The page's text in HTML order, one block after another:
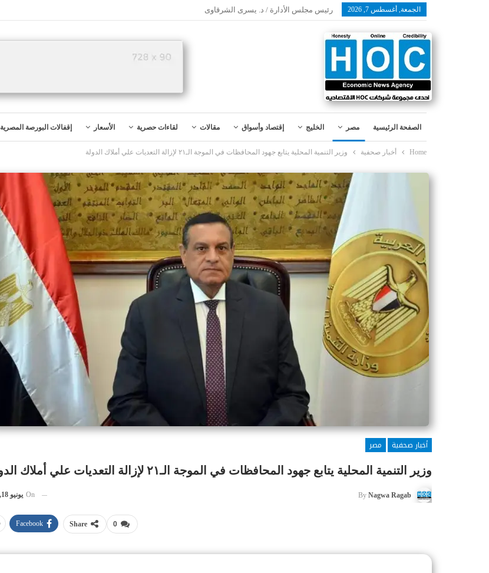
الجمعة, أغسطس 7, 2026 رئيس مجلس الأدارة / د. يسرى الشرقاوى
الصفحة الرئيسية مصر الخليج إقتصاد وأسواق مقالات لقاءات حصرية الأسعار إقفالات البورصة المصرية
Home أخبار صحفية وزير التنمية المحلية يتابع جهود المحافظات في الموجة الـ٢١ لإزالة التعديات علي أملاك الدولة
أخبار صحفية
مصر
وزير التنمية المحلية يتابع جهود المحافظات في الموجة الـ٢١ لإزالة التعديات علي أملاك الدولة
By Nagwa Ragab
On يونيو 18, 2023
0
Share
Facebook